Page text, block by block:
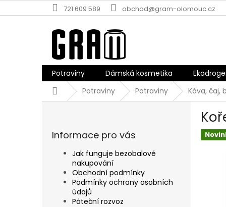
na
721 609 589 obchod@gram-olomouc.cz
Potraviny Dámská kosmetika
DomůPotraviny Potraviny Káva, čaj,
Informace pro vás
Jak funguje bezobalové
nakupování
Obchodní podmínky
Podmínky ochrany osobních
údajů
Páteční rozvoz